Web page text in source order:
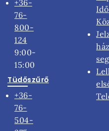
+36-
76-
800-
124
9:00-
15:00
Tüdőszűrő
+36-
76-
504-